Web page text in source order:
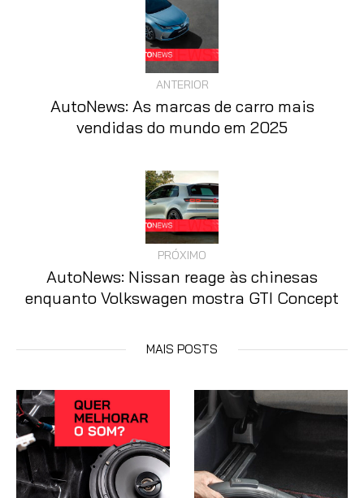
ANTERIOR
AutoNews: As marcas de carro mais
vendidas do mundo em 2025
PRÓXIMO
AutoNews: Nissan reage às chinesas
enquanto Volkswagen mostra GTI Concept
MAIS POSTS